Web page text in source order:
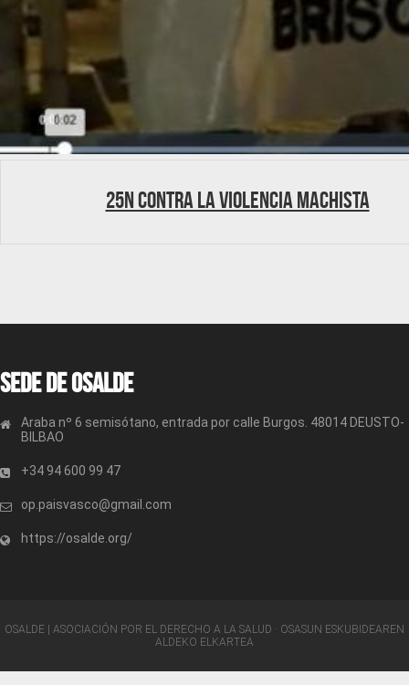
25N Contra la violencia machista
Sede de OSALDE
Araba nº 6 semisótano, entrada por calle Burgos. 48014 DEUSTO-
BILBAO
+34 94 600 99 47
op.paisvasco@gmail.com
https://osalde.org/
OSALDE | ASOCIACIÓN POR EL DERECHO A LA SALUD · OSASUN ESKUBIDEAREN
ALDEKO ELKARTEA